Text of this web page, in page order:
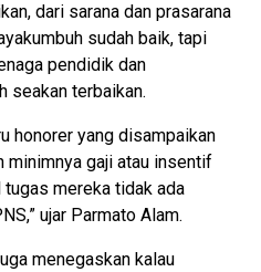
dari sarana dan prasarana
sudah baik, tapi
pendidik dan
seakan terbaikan.
honorer yang disampaikan
minimnya gaji atau insentif
tugas mereka tidak ada
ujar Parmato Alam.
menegaskan kalau